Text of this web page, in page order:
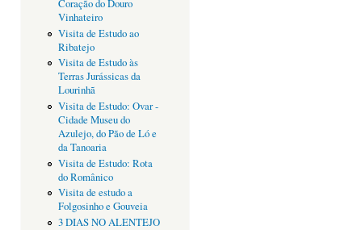
Coração do Douro
Vinhateiro
Visita de Estudo ao
Ribatejo
Visita de Estudo às
Terras Jurássicas da
Lourinhã
Visita de Estudo: Ovar -
Cidade Museu do
Azulejo, do Pão de Ló e
da Tanoaria
Visita de Estudo: Rota
do Românico
Visita de estudo a
Folgosinho e Gouveia
3 DIAS NO ALENTEJO